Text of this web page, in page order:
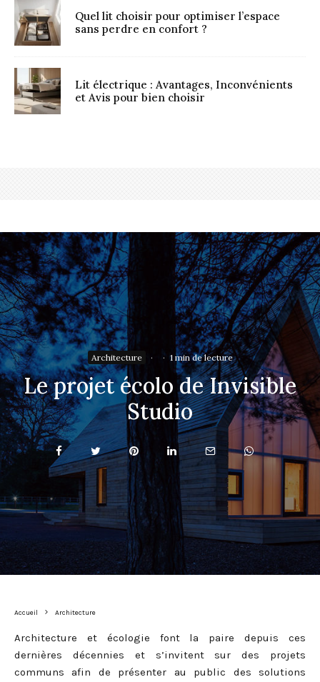
Quel lit choisir pour optimiser l’espace
sans perdre en confort ?
Lit électrique : Avantages, Inconvénients
et Avis pour bien choisir
Architecture · · 1 min de lecture
Le projet écolo de Invisible
Studio
Accueil Architecture
Architecture et écologie font la paire depuis ces
dernières décennies et s’invitent sur des projets
communs afin de présenter au public des solutions